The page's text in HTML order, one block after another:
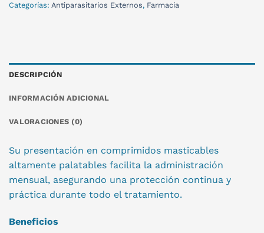
Categorías: Antiparasitarios Externos, Farmacia
DESCRIPCIÓN
INFORMACIÓN ADICIONAL
VALORACIONES (0)
Su presentación en comprimidos masticables
altamente palatables facilita la administración
mensual, asegurando una protección continua y
práctica durante todo el tratamiento.
Beneficios